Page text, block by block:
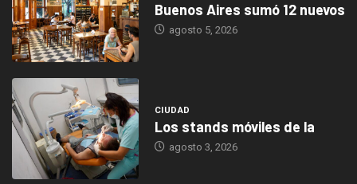
Buenos Aires sumó 12 nuevos
agosto 5, 2026
CIUDAD
Los stands móviles de la
agosto 3, 2026